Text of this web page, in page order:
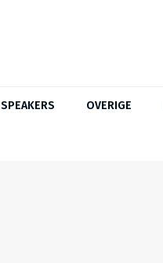
SPEAKERS OVERIGE